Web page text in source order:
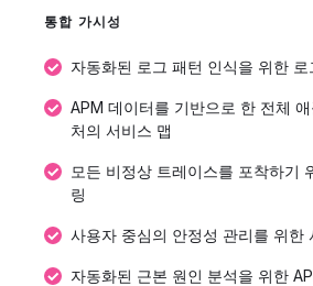
통합 가시성
자동화된 로그 패턴 인식을 위한 로
APM 데이터를 기반으로 한 전체
처의 서비스 맵
모든 비정상 트레이스를 포착하기
링
사용자 중심의 안정성 관리를 위한
자동화된 근본 원인 분석을 위한